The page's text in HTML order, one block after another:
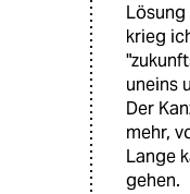
krieg
uneins
Der
mehr,
Lange
gehen.